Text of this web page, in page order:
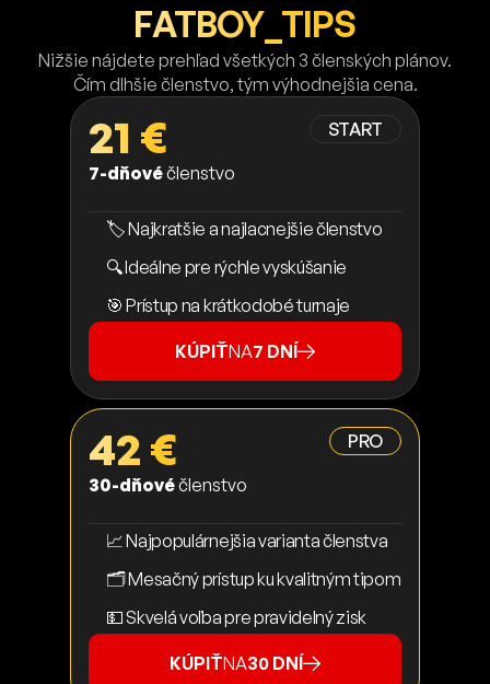
FATBOY_TIPS
Nižšie nájdete prehľad všetkých 3 členských plánov.
Čím dlhšie členstvo, tým výhodnejšia cena.
START
21 €
7-dňovéčlenstvo
🏷️ Najkratšie a najlacnejšie členstvo
🔍 Ideálne pre rýchle vyskúšanie
🎯 Prístup na krátkodobé turnaje
KÚPIŤNA7 DNÍ
PRO
42 €
30-dňovéčlenstvo
📈 Najpopulárnejšia varianta členstva
🗂️ Mesačný prístup ku kvalitným tipom
💵 Skvelá voľba pre pravidelný zisk
KÚPIŤNA30 DNÍ